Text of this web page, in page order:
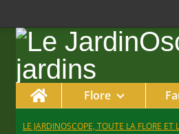
Home Flore
LE JARDINOSCOPE, TOUTE LA FLORE